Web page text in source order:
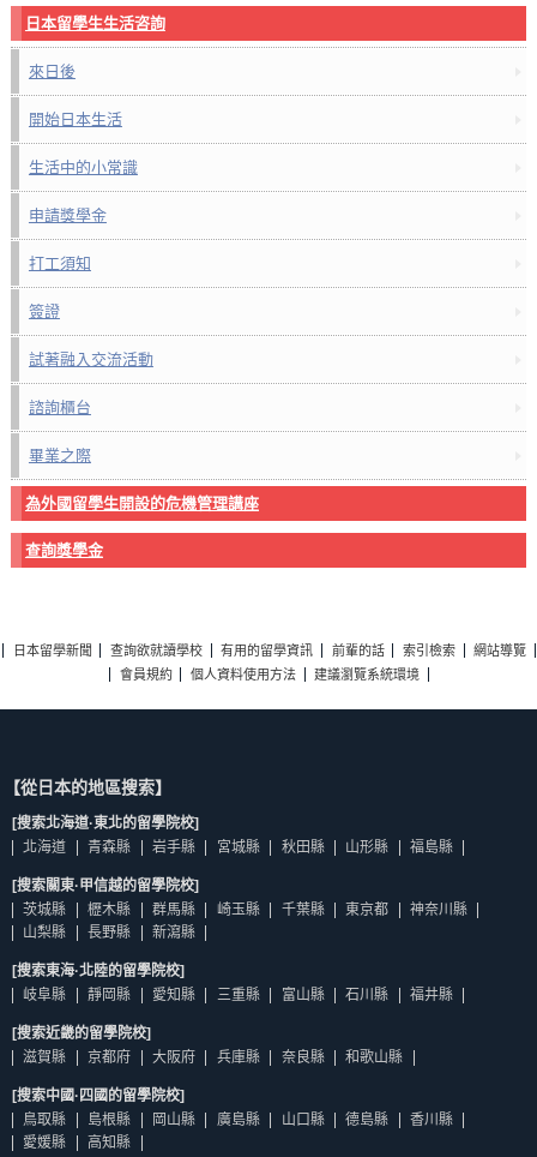
日本留學生生活咨詢
來日後
開始日本生活
生活中的小常識
申請獎學金
打工須知
簽證
試著融入交流活動
諮詢櫃台
畢業之際
為外國留學生開設的危機管理講座
查詢獎學金
日本留學新聞 查詢欲就讀學校 有用的留學資訊 前輩的話 索引檢索
網站導覽
會員規約
個人資料使用方法 建議瀏覽系統環境
【從日本的地區搜索】
[搜索北海道·東北的留學院校]
北海道
青森縣 岩手縣 宮城縣 秋田縣 山形縣 福島縣
[搜索關東·甲信越的留學院校]
茨城縣
櫪木縣 群馬縣 崎玉縣 千葉縣 東京都
神奈川縣
山梨縣
長野縣 新瀉縣
[搜索東海·北陸的留學院校]
岐阜縣
靜岡縣 愛知縣 三重縣 富山縣 石川縣 福井縣
[搜索近畿的留學院校]
滋賀縣
京都府 大阪府 兵庫縣 奈良縣 和歌山縣
[搜索中國·四國的留學院校]
鳥取縣
島根縣 岡山縣 廣島縣 山口縣 德島縣
香川縣
愛媛縣
高知縣